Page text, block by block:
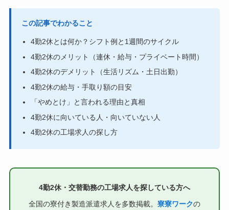
この記事でわかること
4勤2休とは何か？シフト例と1週間のサイクル
4勤2休のメリット（連休・給与・プライベート時間）
4勤2休のデメリット（生活リズム・土日出勤）
4勤2休の給与・手取り額の目安
「やめとけ」と言われる理由と真相
4勤2休に向いている人・向いていない人
4勤2休の工場求人の探し方
4勤2休・交替勤務の工場求人を探している方へ
全国の寮付き製造派遣求人を多数掲載。 寮寮ワークの